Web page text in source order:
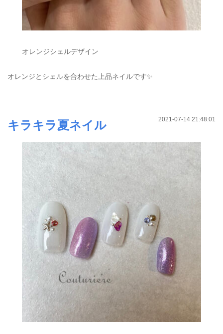
オレンジシェルデザイン
オレンジとシェルを合わせた上品ネイルです✨
2021-07-14 21:48:01
キラキラ夏ネイル